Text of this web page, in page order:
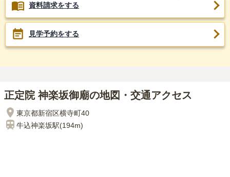
資料請求をする
見学予約をする
正定院 神楽坂御廟の地図・交通アクセス
東京都新宿区横寺町40
牛込神楽坂駅(194m)